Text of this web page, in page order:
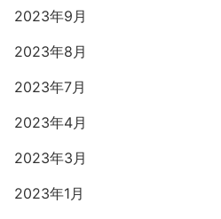
2023年9月
2023年8月
2023年7月
2023年4月
2023年3月
2023年1月